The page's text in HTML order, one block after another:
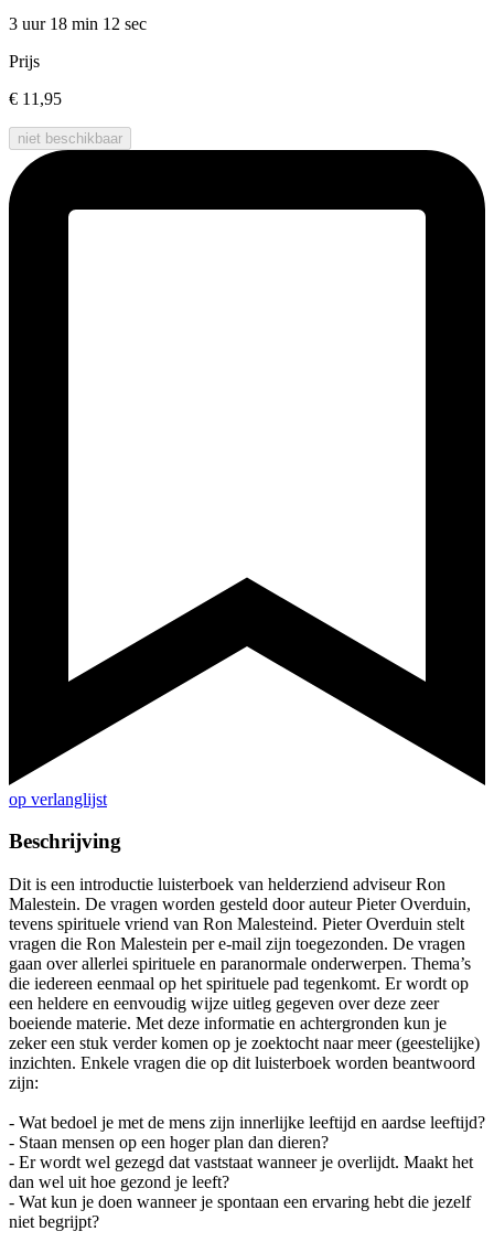
3 uur 18 min 12 sec
Prijs
€ 11,95
niet beschikbaar
op verlanglijst
Beschrijving
Dit is een introductie luisterboek van helderziend adviseur Ron
Malestein. De vragen worden gesteld door auteur Pieter Overduin,
tevens spirituele vriend van Ron Malesteind. Pieter Overduin stelt
vragen die Ron Malestein per e-mail zijn toegezonden. De vragen
gaan over allerlei spirituele en paranormale onderwerpen. Thema’s
die iedereen eenmaal op het spirituele pad tegenkomt. Er wordt op
een heldere en eenvoudig wijze uitleg gegeven over deze zeer
boeiende materie. Met deze informatie en achtergronden kun je
zeker een stuk verder komen op je zoektocht naar meer (geestelijke)
inzichten. Enkele vragen die op dit luisterboek worden beantwoord
zijn:
- Wat bedoel je met de mens zijn innerlijke leeftijd en aardse leeftijd?
- Staan mensen op een hoger plan dan dieren?
- Er wordt wel gezegd dat vaststaat wanneer je overlijdt. Maakt het
dan wel uit hoe gezond je leeft?
- Wat kun je doen wanneer je spontaan een ervaring hebt die jezelf
niet begrijpt?